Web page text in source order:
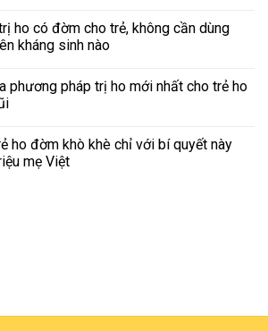
ho có đờm cho trẻ, không cần dùng
kháng sinh nào
phương pháp trị ho mới nhất cho trẻ ho
ho đờm khò khè chỉ với bí quyết này
mẹ Việt